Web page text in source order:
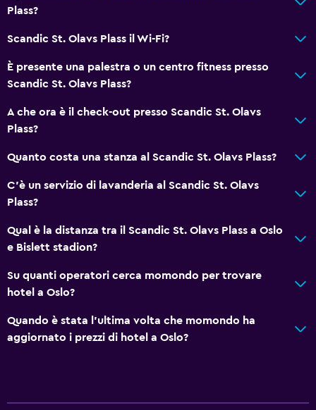
Plass?
Scandic St. Olavs Plass il Wi-Fi?
È presente una palestra o un centro fitness presso
Scandic St. Olavs Plass?
A che ora è il check-out presso Scandic St. Olavs
Plass?
Quanto costa una stanza al Scandic St. Olavs Plass?
C'è un servizio di lavanderia al Scandic St. Olavs
Plass?
Qual è la distanza tra il Scandic St. Olavs Plass a Oslo
e Bislett stadion?
Su quanti operatori cerca momondo per trovare
hotel a Oslo?
Quando è stata l'ultima volta che momondo ha
aggiornato i prezzi di hotel a Oslo?